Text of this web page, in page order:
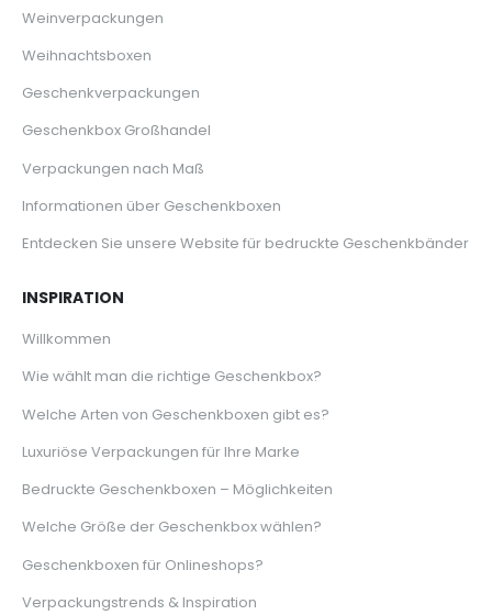
Weinverpackungen
Weihnachtsboxen
Geschenkverpackungen
Geschenkbox Großhandel
Verpackungen nach Maß
Informationen über Geschenkboxen
Entdecken Sie unsere Website für bedruckte Geschenkbänder
INSPIRATION
Willkommen
Wie wählt man die richtige Geschenkbox?
Welche Arten von Geschenkboxen gibt es?
Luxuriöse Verpackungen für Ihre Marke
Bedruckte Geschenkboxen – Möglichkeiten
Welche Größe der Geschenkbox wählen?
Geschenkboxen für Onlineshops?
Verpackungstrends & Inspiration